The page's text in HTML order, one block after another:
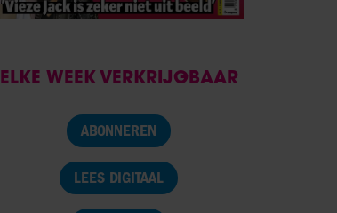
ELKE WEEK VERKRIJGBAAR
ABONNEREN
LEES DIGITAAL